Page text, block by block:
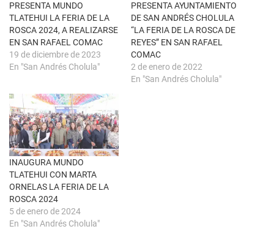
n
t
a
n
a
n
u
e
v
k
(
S
e
a
b
r
e
e
n
a
v
e
n
t
a
n
a
n
u
e
v
PRESENTA MUNDO
TLATEHUI LA FERIA DE LA
ROSCA 2024, A REALIZARSE
EN SAN RAFAEL COMAC
19 de diciembre de 2023
En "San Andrés Cholula"
PRESENTA AYUNTAMIENTO
DE SAN ANDRÉS CHOLULA
“LA FERIA DE LA ROSCA DE
REYES” EN SAN RAFAEL
COMAC
2 de enero de 2022
En "San Andrés Cholula"
INAUGURA MUNDO
TLATEHUI CON MARTA
ORNELAS LA FERIA DE LA
ROSCA 2024
5 de enero de 2024
En "San Andrés Cholula"